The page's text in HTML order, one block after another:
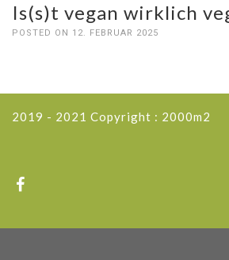
Is(s)t vegan wirklich
POSTED ON 12. FEBRUAR 2025
2019 - 2021 Copyright : 2000m2